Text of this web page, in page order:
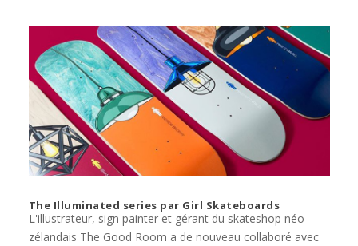
The Illuminated series par Girl Skateboards
L'illustrateur, sign painter et gérant du skateshop néo-
zélandais The Good Room a de nouveau collaboré avec